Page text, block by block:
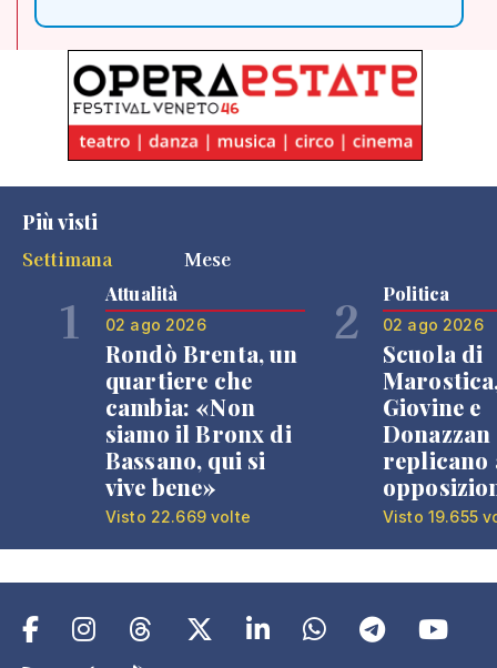
Più visti
Settimana
Mese
1 Attualità
02 ago 2026
Rondò Brenta, un
quartiere che
cambia: «Non
siamo il Bronx di
Bassano, qui si
vive bene»
Visto 22.669 volte
2 Politica
02 ago 2026
Scuola di
Giovine e
Donazzan
replicano
Visto 19.655